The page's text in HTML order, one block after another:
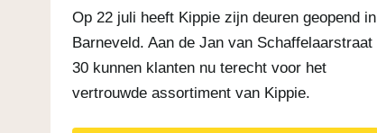
Op 22 juli heeft Kippie zijn deuren geopend in
Barneveld. Aan de Jan van Schaffelaarstraat
30 kunnen klanten nu terecht voor het
vertrouwde assortiment van Kippie.